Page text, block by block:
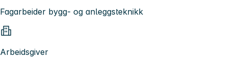
Fagarbeider bygg- og anleggsteknikk
Arbeidsgiver